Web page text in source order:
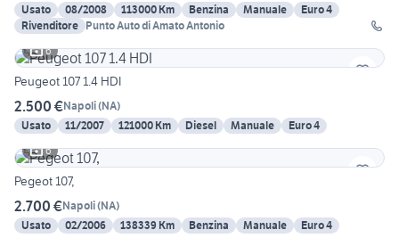
Usato
08/2008 113000 Km Benzina Manuale
Euro 4
Rivenditore Punto Auto di Amato Antonio
6
Peugeot 107 1.4 HDI
2.500 €Napoli(NA)
Usato
11/2007 121000 Km Diesel Manuale
Euro 4
6
Pegeot 107,
2.700 €Napoli(NA)
Usato
02/2006 138339 Km Benzina Manuale Euro 4